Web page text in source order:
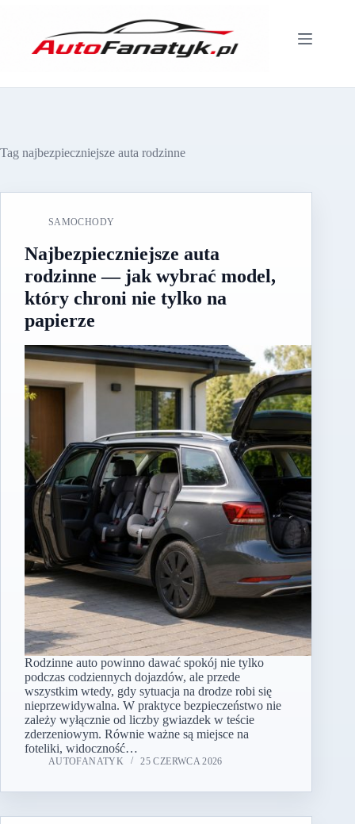
Tag najbezpieczniejsze auta rodzinne
SAMOCHODY
Najbezpieczniejsze auta
rodzinne — jak wybrać model,
który chroni nie tylko na
papierze
Rodzinne auto powinno dawać spokój nie tylko
podczas codziennych dojazdów, ale przede
wszystkim wtedy, gdy sytuacja na drodze robi się
nieprzewidywalna. W praktyce bezpieczeństwo nie
zależy wyłącznie od liczby gwiazdek w teście
zderzeniowym. Równie ważne są miejsce na
foteliki, widoczność…
AUTOFANATYK 25 CZERWCA 2026